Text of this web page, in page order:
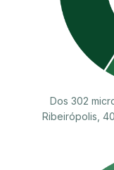
Dos 302
Ribeirópolis,